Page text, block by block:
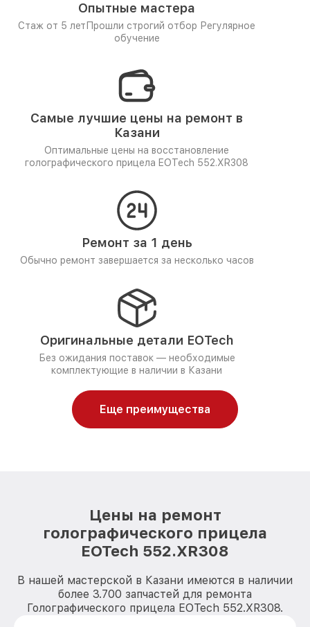
Опытные мастера
Стаж от 5 лет Прошли строгий отбор Регулярное
обучение
Самые лучшие цены на ремонт в
Казани
Оптимальные цены на восстановление
голографического прицела EOTech 552.XR308
Ремонт за 1 день
Обычно ремонт завершается за несколько часов
Оригинальные детали EOTech
Без ожидания поставок — необходимые
комплектующие в наличии в Казани
Еще преимущества
Цены на ремонт
голографического прицела
EOTech 552.XR308
В нашей мастерской в Казани имеются в наличии
более 3.700 запчастей для ремонта
Голографического прицела EOTech 552.XR308.